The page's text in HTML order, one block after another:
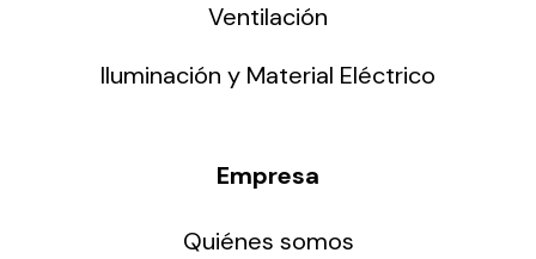
Ventilación
Iluminación y Material Eléctrico
Empresa
Quiénes somos